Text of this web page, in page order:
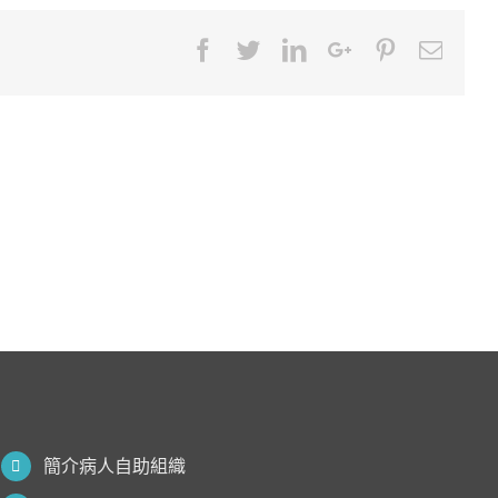
Facebook
TwitterLinkedInGoogle+Pinterest
Email
簡介病人自助組織